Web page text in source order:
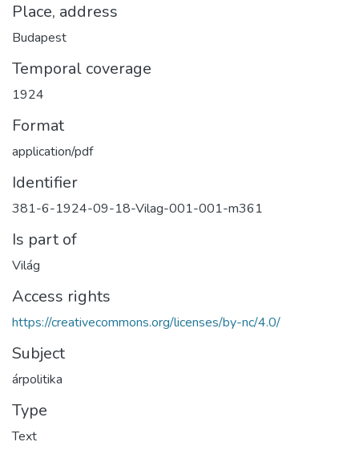
Place, address
Budapest
Temporal coverage
1924
Format
application/pdf
Identifier
381-6-1924-09-18-Vilag-001-001-m361
Is part of
Világ
Access rights
https://creativecommons.org/licenses/by-nc/4.0/
Subject
árpolitika
Type
Text